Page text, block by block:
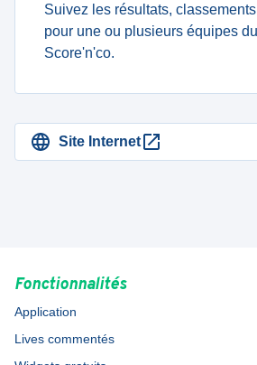
Suivez les résultats,
pour une ou plusieurs équipes
Score'n'co.
Site Internet
Fonctionnalités
Application
Lives commentés